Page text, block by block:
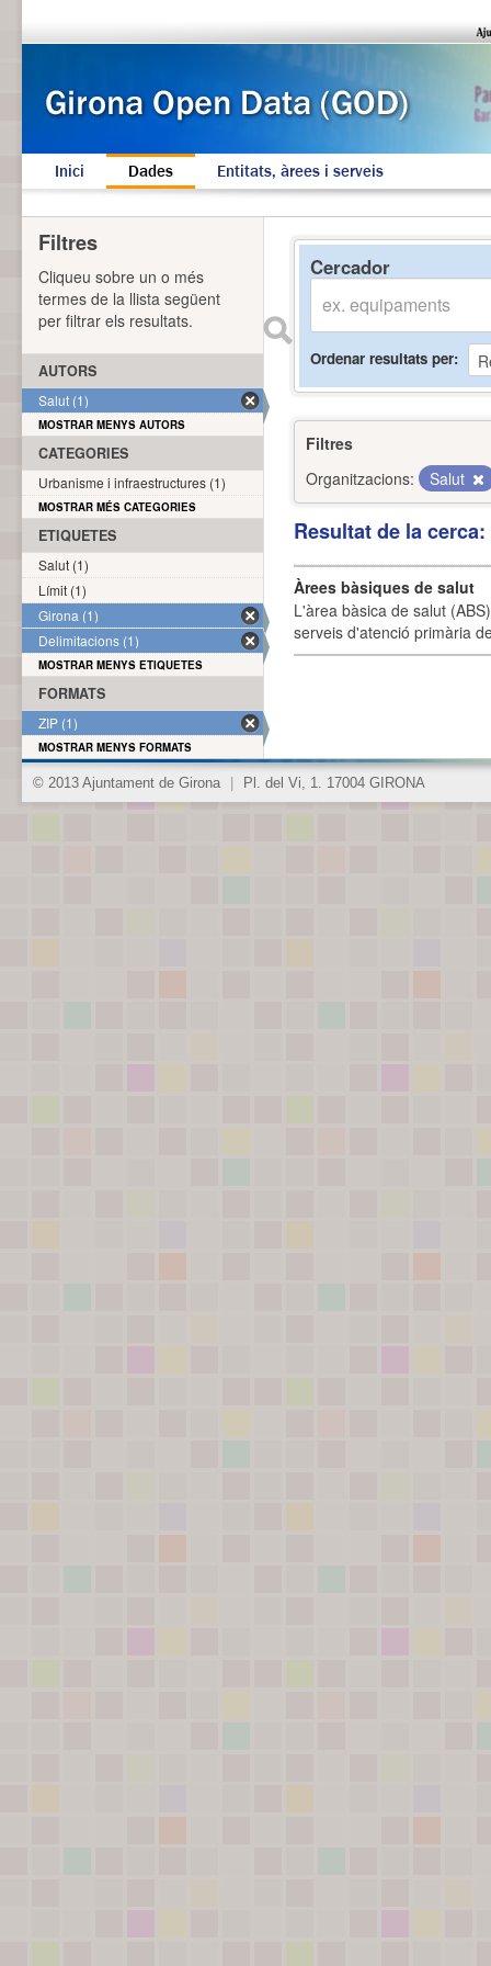
Inici Dades Entitats, àrees i serveis
Cercador
Ordenar resultats per
Filtres
Organitzacions:
Salut
Resultat de la
Àrees bàsiques de salut
L'àrea bàsica de salut
serveis d'atenció primària
Filtres
Cliqueu sobre un o més
termes de la llista següent
per filtrar els resultats.
AUTORS
Salut (1)
MOSTRAR MENYS AUTORS
CATEGORIES
Urbanisme i infraestructures (1)
MOSTRAR MÉS CATEGORIES
ETIQUETES
Salut (1)
Límit (1)
Girona (1)
Delimitacions (1)
MOSTRAR MENYS ETIQUETES
FORMATS
ZIP (1)
MOSTRAR MENYS FORMATS
© 2013 Ajuntament de Girona Pl. del Vi, 1. 17004 GIRONA